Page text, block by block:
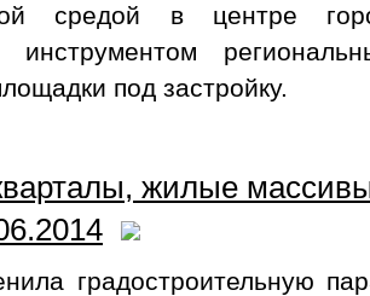
средой в центре
инструментом
под застройку.
жилые
градостроительную